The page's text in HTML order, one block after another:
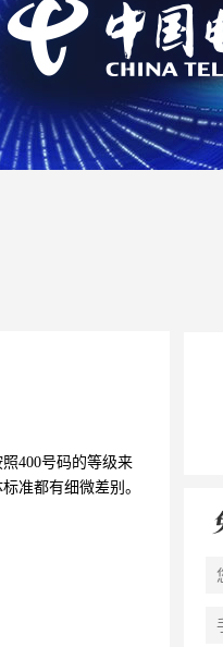
400号码的等级来
准都有细微差别。